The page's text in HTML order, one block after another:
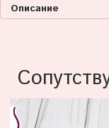
Описание